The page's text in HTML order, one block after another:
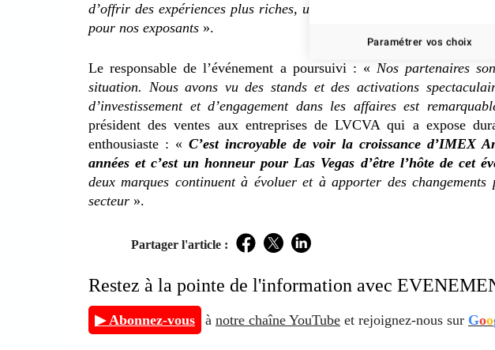
d’offrir des expériences plus riches, une meilleure éducation et, bien
pour nos exposants ».
Le responsable de l’événement a poursuivi : « Nos partenaires
situation. Nous avons vu des stands et des activations
d’investissement et d’engagement dans les affaires est
président des ventes aux entreprises de LVCVA qui a expose
enthousiaste : « C’est incroyable de voir la croissance d’IMEX
années et c’est un honneur pour Las Vegas d’être l’hôte de cet
deux marques continuent à évoluer et à apporter des changements
secteur ».
Partager l'article : Facebook
TwitterLinkedIn
Restez à la pointe de l'information avec
▶ Abonnez-vous à notre chaîne YouTube et rejoignez-nous sur Goo
Paramétrer vos choix